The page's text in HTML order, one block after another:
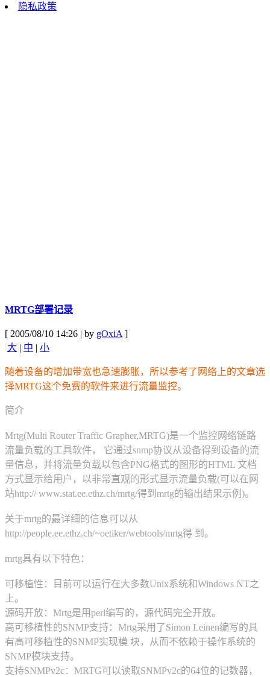
隐私政策
MRTG部署记录
[ 2005/08/10 14:26 | by gOxiA]
大 | 中 | 小
随着设备的增加带宽也急速膨胀，所以参考了网络上的文章选
择MRTG这个免费的软件来进行流量监控。
简介
Mrtg(Multi Router Traffic Grapher,MRTG)是一个监控网络链路
流量负载的工具软件， 它通过snmp协议从设备得到设备的流
量信息，并将流量负载以包含PNG格式的图形的HTML 文档
方式显示给用户，以非常直观的形式显示流量负载(可以在网
站http:// www.stat.ee.ethz.ch/mrtg/得到mrtg的输出结果示例)。
关于mrtg的最详细的信息可以从
http://people.ee.ethz.ch/~oetiker/webtools/mrtg得 到。
mrtg具有以下特色：
可移植性：目前可以运行在大多数Unix系统和Windows NT之
上。
源码开放：Mrtg是用perl编写的，源代码完全开放。
高可移植性的SNMP支持：Mrtg采用了Simon Leinen编写的具
有高可移植性的SNMP实现模 块，从而不依赖于操作系统的
SNMP模块支持。
支持SNMPv2c：MRTG可以读取SNMPv2c的64位的记数器，